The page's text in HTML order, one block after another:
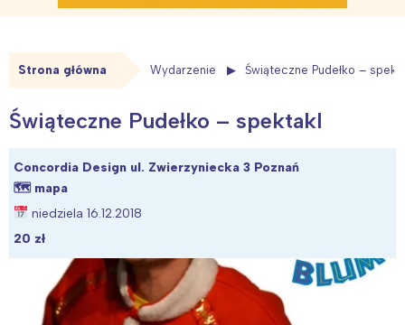
Strona główna Wydarzenie Świąteczne Pudełko –
Świąteczne Pudełko – spektakl
Concordia Design ul. Zwierzyniecka 3 Poznań
🗺 mapa
niedziela 16.12.2018
20 zł